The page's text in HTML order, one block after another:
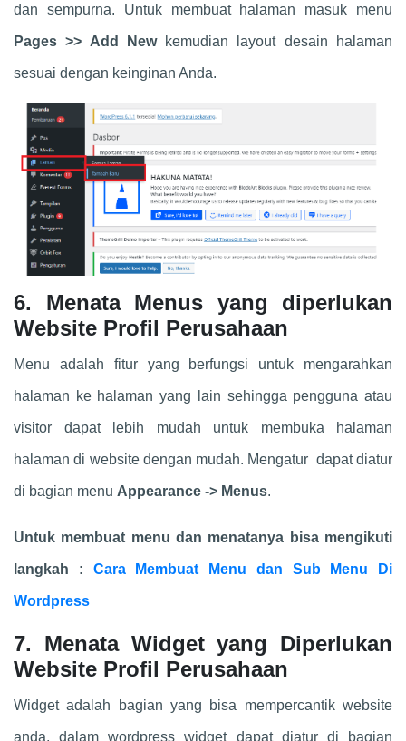
dan sempurna. Untuk membuat halaman masuk menu
Pages >> Add New kemudian layout desain halaman
sesuai dengan keinginan Anda.
6. Menata Menus yang diperlukan
Website Profil Perusahaan
Menu adalah fitur yang berfungsi untuk mengarahkan
halaman ke halaman yang lain sehingga pengguna atau
visitor dapat lebih mudah untuk membuka halaman
halaman di website dengan mudah. Mengatur dapat diatur
di bagian menu Appearance -> Menus.
Untuk membuat menu dan menatanya bisa mengikuti
langkah : Cara Membuat Menu dan Sub Menu Di
Wordpress
7. Menata Widget yang Diperlukan
Website Profil Perusahaan
Widget adalah bagian yang bisa mempercantik website
anda, dalam wordpress widget dapat diatur di bagian